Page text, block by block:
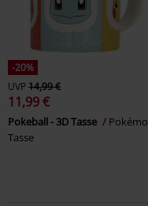
-20%
UVP14,99 €
11,99 €
Pokeball - 3D Tasse
Tasse